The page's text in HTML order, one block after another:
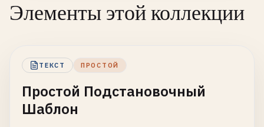
Элементы этой коллекции
ТЕКСТ ПРОСТОЙ
Простой Подстановочный
Шаблон